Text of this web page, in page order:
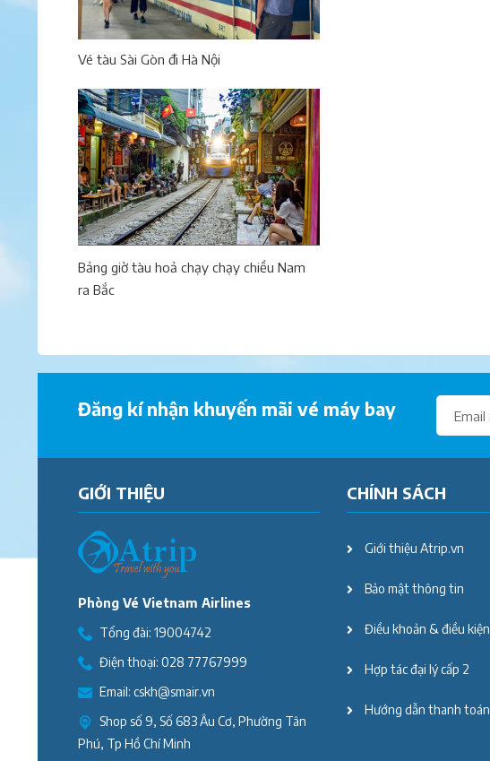
Vé tàu Sài Gòn đi Hà Nội
Bảng giờ tàu hoả chạy chạy chiều Nam
ra Bắc
Đăng kí nhận khuyến mãi vé máy bay
GIỚI THIỆU
Phòng Vé Vietnam Airlines
Tổng đài: 19004742
Điện thoại: 028 77767999
Email: cskh@smair.vn
Shop số 9, Số 683 Âu Cơ, Phường Tân
Phú, Tp Hồ Chí Minh
CHÍNH SÁCH
Giới thiệu Atrip.vn
Bảo mật thông tin
Điều khoản & điều kiện
Hợp tác đại lý cấp 2
Hướng dẫn thanh toán